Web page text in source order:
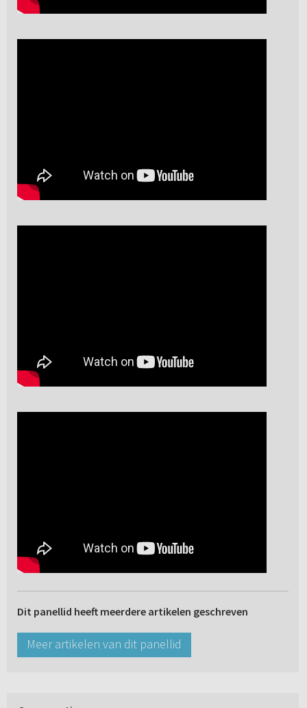
Dit panellid heeft meerdere artikelen geschreven
Meer artikelen van dit panellid